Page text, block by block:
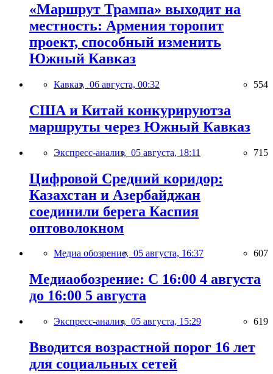
«Маршрут Трампа» выходит на
местность: Армения торопит
проект, способный изменить
Южный Кавказ
Кавказ, 06 августа, 00:32 554
США и Китай конкурируютза
маршруты через Южный Кавказ
Экспресс-анализ, 05 августа, 18:11 715
Цифровой Средний коридор:
Казахстан и Азербайджан
соединили берега Каспия
оптоволокном
Медиа обозрение, 05 августа, 16:37 607
Медиаобозрение: С 16:00 4 августа
до 16:00 5 августа
Экспресс-анализ, 05 августа, 15:29 619
Вводится возрастной порог 16 лет
для социальных сетей